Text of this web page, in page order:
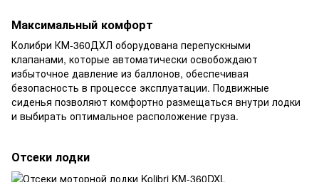
Максимальный комфорт
Колибри КМ-360ДХЛ оборудована перепускными
клапанами, которые автоматически освобождают
избыточное давление из баллонов, обеспечивая
безопасность в процессе эксплуатации. Подвижные
сиденья позволяют комфортно размещаться внутри лодки
и выбирать оптимальное расположение груза.
Отсеки лодки